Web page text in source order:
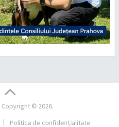
Copyright © 2026.
Politica de confidențialitate